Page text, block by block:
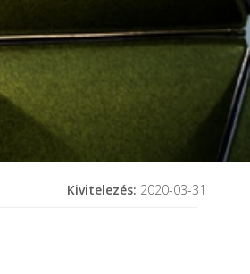
Kivitelezés: 2020-03-31